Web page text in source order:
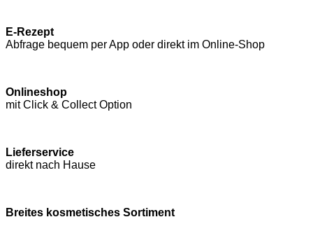
E-Rezept
Abfrage bequem per App oder direkt im Online-Shop
Onlineshop
mit Click & Collect Option
Lieferservice
direkt nach Hause
Breites kosmetisches Sortiment